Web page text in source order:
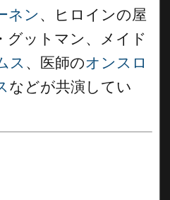
ネン 、ヒロインの屋
グットマン、メイド
ス 、医師のオンスロ
などが共演してい